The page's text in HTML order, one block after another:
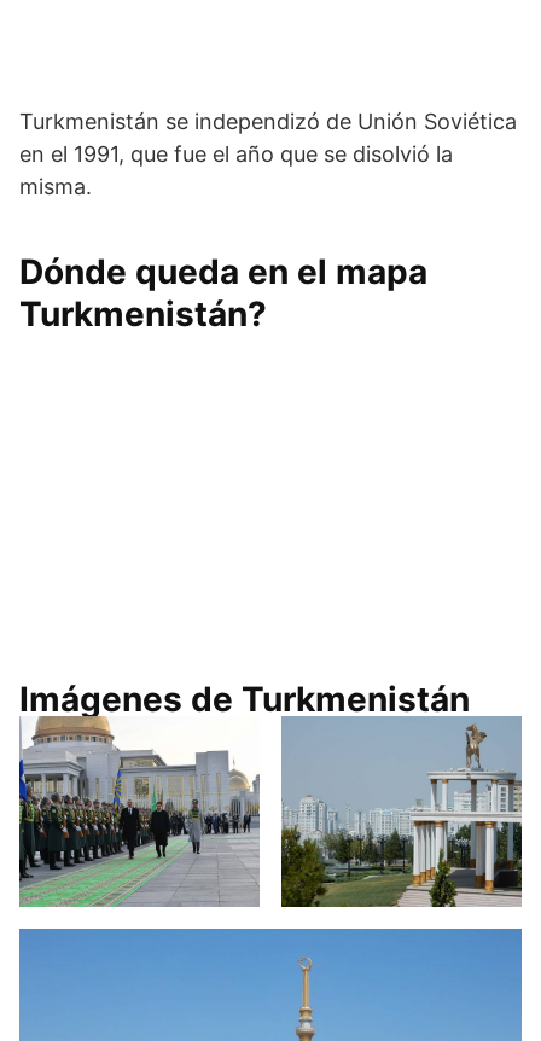
Turkmenistán se independizó de Unión Soviética
en el 1991, que fue el año que se disolvió la
misma.
Dónde queda en el mapa
Turkmenistán?
Imágenes de Turkmenistán